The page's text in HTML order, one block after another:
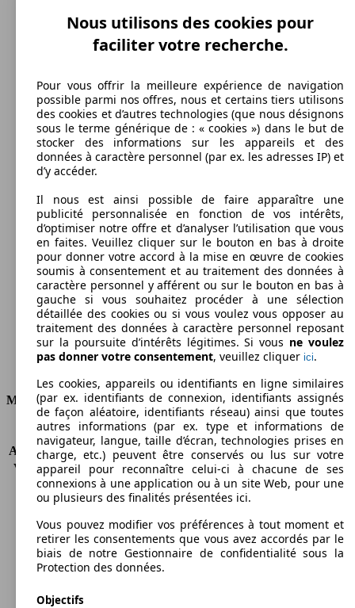
183 km/h
Diesel
Carburant
174 g/km
Émissions de CO2 (combinées)*
Ø 6.6 l/100km
Moteur et Puissance
KW (CH)
103 kW (140 PS)
Accélération (0-100 km/h) 11.0s
Vitesse maximale (km/h) 183 km/h
Nombre de vitesses
6
Couple
320 nm
Cylindrée
1968 ccm
Carburant
Diesel
Cylindres
4
Transmission
Boîte automatique
Nous utilisons des cookies pour
faciliter votre recherche.
Pour vous offrir la meilleure expérience de navigation
possible parmi nos offres, nous et certains tiers utilisons
des cookies et d’autres technologies (que nous désignons
sous le terme générique de : « cookies ») dans le but de
stocker des informations sur les appareils et des
données à caractère personnel (par ex. les adresses IP) et
d’y accéder.
Il nous est ainsi possible de faire apparaître une
publicité personnalisée en fonction de vos intérêts,
d’optimiser notre offre et d’analyser l’utilisation que vous
en faites. Veuillez cliquer sur le bouton en bas à droite
pour donner votre accord à la mise en œuvre de cookies
soumis à consentement et au traitement des données à
caractère personnel y afférent ou sur le bouton en bas à
gauche si vous souhaitez procéder à une sélection
détaillée des cookies ou si vous voulez vous opposer au
traitement des données à caractère personnel reposant
sur la poursuite d’intérêts légitimes. Si vous ne voulez
pas donner votre consentement, veuillez cliquer ici.
Les cookies, appareils ou identifiants en ligne similaires
(par ex. identifiants de connexion, identifiants assignés
de façon aléatoire, identifiants réseau) ainsi que toutes
autres informations (par ex. type et informations de
navigateur, langue, taille d’écran, technologies prises en
charge, etc.) peuvent être conservés ou lus sur votre
appareil pour reconnaître celui-ci à chacune de ses
connexions à une application ou à un site Web, pour une
ou plusieurs des finalités présentées ici.
Vous pouvez modifier vos préférences à tout moment et
retirer les consentements que vous avez accordés par le
biais de notre Gestionnaire de confidentialité sous la
Protection des données.
Objectifs